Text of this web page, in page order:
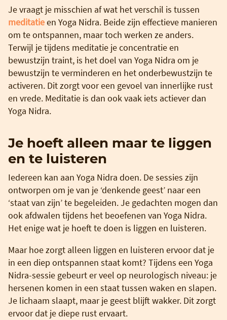
Je vraagt je misschien af wat het verschil is tussen
meditatieen Yoga Nidra. Beide zijn effectieve manieren
om te ontspannen, maar toch werken ze anders.
Terwijl je tijdens meditatie je concentratie en
bewustzijn traint, is het doel van Yoga Nidra om je
bewustzijn te verminderen en het onderbewustzijn te
activeren. Dit zorgt voor een gevoel van innerlijke rust
en vrede. Meditatie is dan ook vaak iets actiever dan
Yoga Nidra.
Je hoeft alleen maar te liggen
en te luisteren
Iedereen kan aan Yoga Nidra doen. De sessies zijn
ontworpen om je van je ‘denkende geest’ naar een
‘staat van zijn’ te begeleiden. Je gedachten mogen dan
ook afdwalen tijdens het beoefenen van Yoga Nidra.
Het enige wat je hoeft te doen is liggen en luisteren.
Maar hoe zorgt alleen liggen en luisteren ervoor dat je
in een diep ontspannen staat komt? Tijdens een Yoga
Nidra-sessie gebeurt er veel op neurologisch niveau: je
hersenen komen in een staat tussen waken en slapen.
Je lichaam slaapt, maar je geest blijft wakker. Dit zorgt
ervoor dat je diepe rust ervaart.